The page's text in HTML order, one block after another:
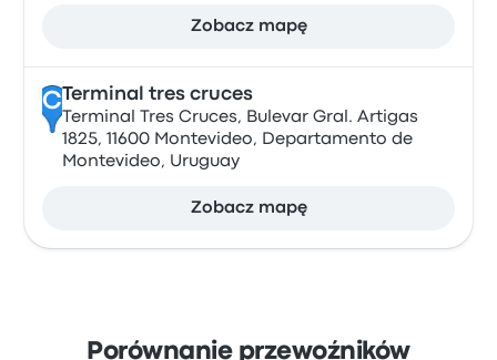
Zobacz mapę
CTerminal tres cruces
Terminal Tres Cruces, Bulevar Gral. Artigas
1825, 11600 Montevideo, Departamento de
Montevideo, Uruguay
Zobacz mapę
Porównanie przewoźników